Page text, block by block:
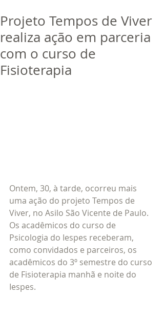
Trabalhe Conosco
Projeto Tempos de Viver
realiza ação em parceria
com o curso de
Fisioterapia
Ontem, 30, à tarde, ocorreu mais
uma ação do projeto Tempos de
Viver, no Asilo São Vicente de Paulo.
Os acadêmicos do curso de
Psicologia do Iespes receberam,
como convidados e parceiros, os
acadêmicos do 3º semestre do curso
de Fisioterapia manhã e noite do
Iespes.